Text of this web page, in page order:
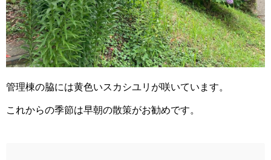
管理棟の脇には黄色いスカシユリが咲いています。
これからの季節は早朝の散策がお勧めです。